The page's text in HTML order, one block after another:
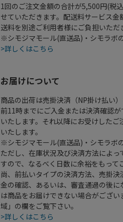
1回のご注文金額の合計が5,500円(税
せていただきます。配送料サービス
送料を別途ご利用者様にご負担いただ
※シモジマモール(直送品)・シモラボ
>詳しくはこちら
お届けについて
商品の出荷は売掛決済（NP掛け払い
前11時までにご入金または決済確認
いたします。それ以降にお受けした
いたします。
※シモジマモール(直送品)・シモラボ
ただし、在庫状況及び決済方法によ
すので、なるべく日数に余裕をもって
尚、前払いタイプの決済方法、売掛
金の確認、あるいは、審査通過の後
は商品をお届けできない場合がござ
域」の欄をご覧下さい。
>詳しくはこちら